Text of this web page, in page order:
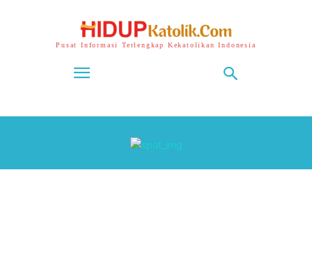
Pusat Informasi Terlengkap Kekatolikan Indonesia